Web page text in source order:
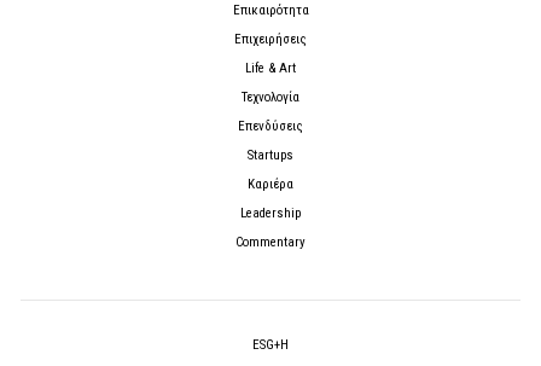
Επικαιρότητα
Επιχειρήσεις
Life & Art
Τεχνολογία
Επενδύσεις
Startups
Καριέρα
Leadership
Commentary
ESG+H